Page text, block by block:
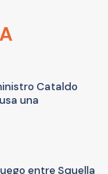
Cataldo
una
entre Squella